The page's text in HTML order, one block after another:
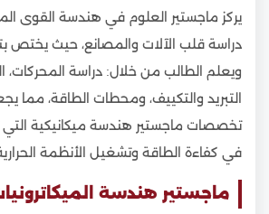
يركز ماجستير العلوم في هندسة القوى
دراسة قلب الآلات والمصانع، حيث يختص
ويعلم الطالب من خلال: دراسة المحركات،
التبريد والتكييف، ومحطات الطاقة، مما
تخصصات ماجستير هندسة ميكانيكية التي
في كفاءة الطاقة وتشغيل الأنظمة
ماجستير هندسة